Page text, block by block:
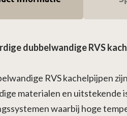
dubbelwandige RVS
RVS kachelpijpen
materialen en uitstekende
waarbij hoge